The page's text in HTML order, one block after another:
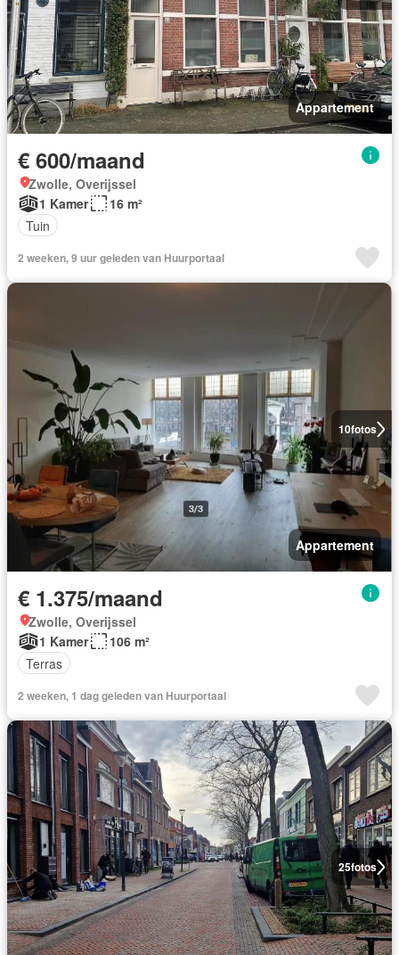
Appartement
€ 600/maand
Zwolle, Overijssel
1 Kamer
16 m²
Tuin
2 weeken, 9 uur geleden van Huurportaal
10fotos
Appartement
€ 1.375/maand
Zwolle, Overijssel
1 Kamer
106 m²
Terras
2 weeken, 1 dag geleden van Huurportaal
25fotos